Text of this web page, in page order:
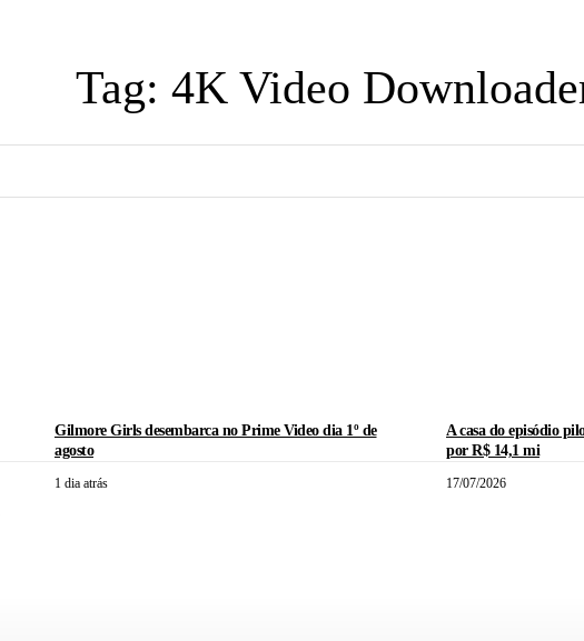
Tag: 4K Video
Gilmore Girls desembarca no Prime Video dia 1º de
agosto
1 dia atrás
A casa do episódio
por R$ 14,1 mi
17/07/2026